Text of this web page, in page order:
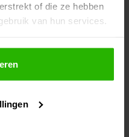
of die ze hebben
van hun services.
geef je Voordeeluitjes.nl
media en
te plaatsen.
.